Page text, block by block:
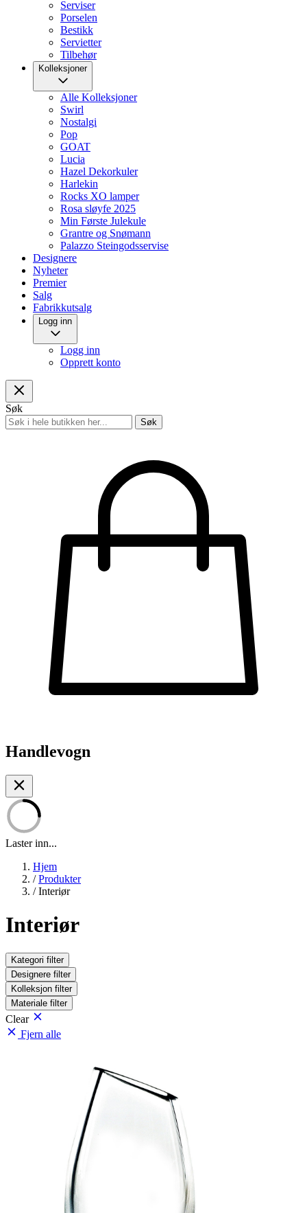
Serviser
Porselen
Bestikk
Servietter
Tilbehør
Kolleksjoner
Alle Kolleksjoner
Swirl
Nostalgi
Pop
GOAT
Lucia
Hazel Dekorkuler
Harlekin
Rocks XO lamper
Rosa sløyfe 2025
Min Første Julekule
Grantre og Snømann
Palazzo Steingodsservise
Designere
Nyheter
Premier
Salg
Fabrikkutsalg
Logg inn
Logg inn
Opprett konto
Søk
Søk
Handlevogn
Laster inn...
Hjem
/ Produkter
/ Interiør
Interiør
Kategori filter
Designere filter
Kolleksjon filter
Materiale filter
Clear
Fjern alle